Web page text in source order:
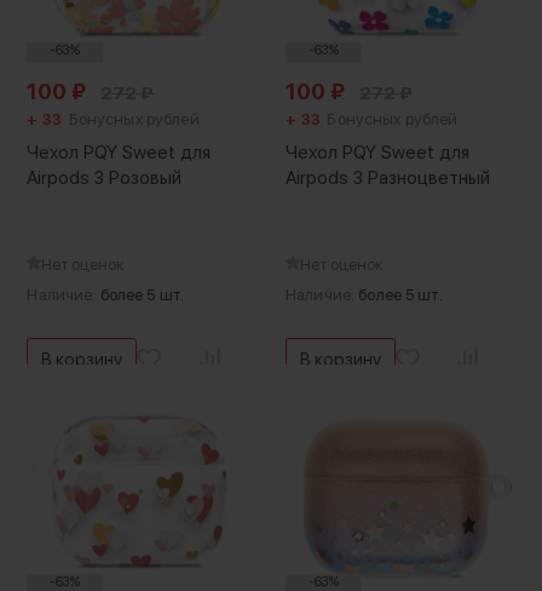
-63%
100 ₽
+ 33 Бонусных рублей
Чехол PQY Sweet для
Airpods 3 Розовый
Нет оценок
Наличие: более 5 шт.
В корзину
-63%
100 ₽
+ 33 Бонусных рублей
Чехол PQY Sweet для
Airpods 3 Разноцветный
Нет оценок
Наличие: более 5 шт.
В корзину
-63% -63%